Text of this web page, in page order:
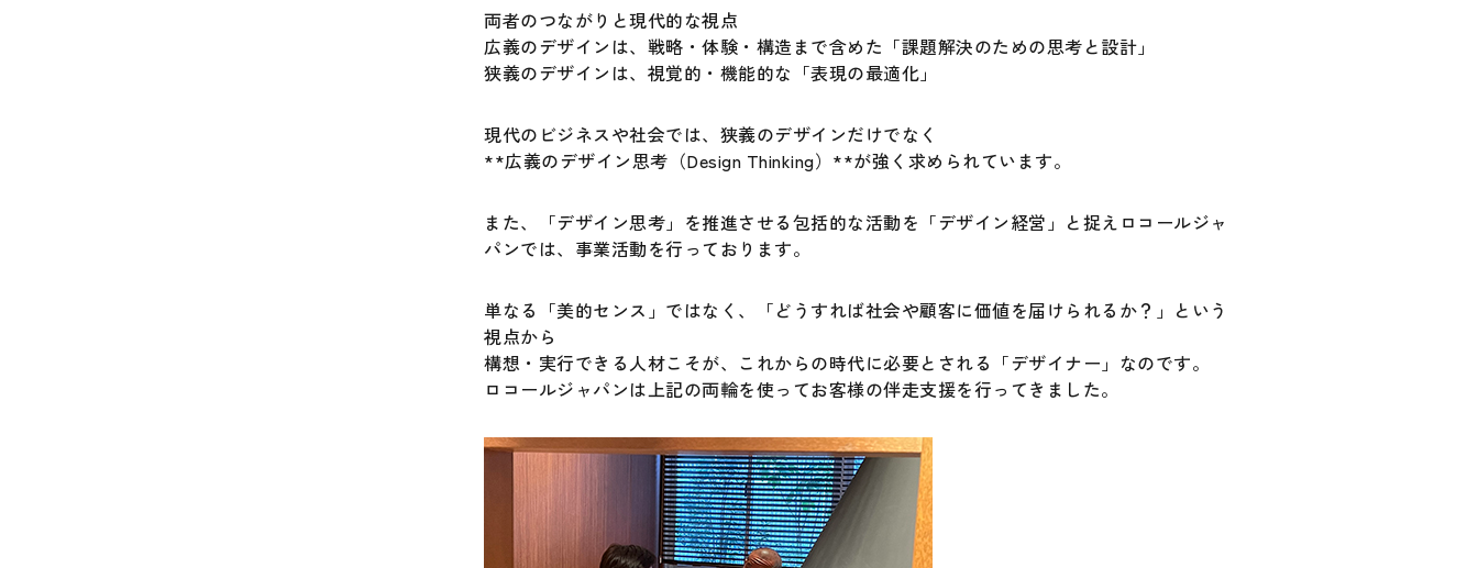
両者のつながりと現代的な視点
広義のデザインは、戦略・体験・構造まで含めた「課題解決のための思考と設計」
狭義のデザインは、視覚的・機能的な「表現の最適化」
現代のビジネスや社会では、狭義のデザインだけでなく
**広義のデザイン思考（Design Thinking）**が強く求められています。
また、「デザイン思考」を推進させる包括的な活動を「デザイン経営」と捉えロコールジャ
パンでは、事業活動を行っております。
単なる「美的センス」ではなく、「どうすれば社会や顧客に価値を届けられるか？」という
視点から
構想・実行できる人材こそが、これからの時代に必要とされる「デザイナー」なのです。
ロコールジャパンは上記の両輪を使ってお客様の伴走支援を行ってきました。